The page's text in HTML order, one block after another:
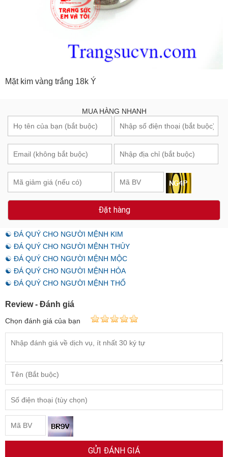
Mặt kim vàng trắng 18k Ý
MUA HÀNG NHANH
Đặt hàng
☯ ĐÁ QUÝ CHO NGƯỜI MỆNH KIM
☯ ĐÁ QUÝ CHO NGƯỜI MỆNH THỦY
☯ ĐÁ QUÝ CHO NGƯỜI MỆNH MỘC
☯ ĐÁ QUÝ CHO NGƯỜI MỆNH HỎA
☯ ĐÁ QUÝ CHO NGƯỜI MỆNH THỔ
Review - Đánh giá
Chọn đánh giá của bạn
GỬI ĐÁNH GIÁ